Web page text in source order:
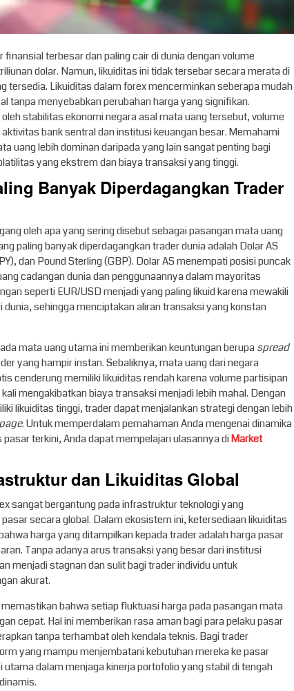
terbesar dan paling cair di dunia dengan volume
dolar. Namun, likuiditas ini tidak tersebar secara merata di
tersedia. Likuiditas dalam forex mencerminkan seberapa mudah
tanpa menyebabkan perubahan harga yang signifikan.
stabilitas ekonomi negara asal mata uang tersebut, volume
bank sentral dan institusi keuangan besar. Memahami
uang lebih dominan daripada yang lain sangat penting bagi
yang ekstrem dan biaya transaksi yang tinggi.
Banyak Diperdagangkan Trader
oleh apa yang sering disebut sebagai pasangan mata uang
paling banyak diperdagangkan trader dunia adalah Dolar AS
dan Pound Sterling (GBP). Dolar AS menempati posisi puncak
cadangan dunia dan penggunaannya dalam mayoritas
seperti EUR/USD menjadi yang paling likuid karena mewakili
sehingga menciptakan aliran transaksi yang konstan
mata uang utama ini memberikan keuntungan berupaspread
yang hampir instan. Sebaliknya, mata uang dari negara
cenderung memiliki likuiditas rendah karena volume partisipan
mengakibatkan biaya transaksi menjadi lebih mahal. Dengan
likuiditas tinggi, trader dapat menjalankan strategi dengan lebih
. Untuk memperdalam pemahaman Anda mengenai dinamika
terkini, Anda dapat mempelajari ulasannya diMarket
dan Likuiditas Global
sangat bergantung pada infrastruktur teknologi yang
secara global. Dalam ekosistem ini, ketersediaan likuiditas
harga yang ditampilkan kepada trader adalah harga pasar
Tanpa adanya arus transaksi yang besar dari institusi
menjadi stagnan dan sulit bagi trader individu untuk
akurat.
bahwa setiap fluktuasi harga pada pasangan mata
cepat. Hal ini memberikan rasa aman bagi para pelaku pasar
tanpa terhambat oleh kendala teknis. Bagi trader
yang mampu menjembatani kebutuhan mereka ke pasar
dalam menjaga kinerja portofolio yang stabil di tengah